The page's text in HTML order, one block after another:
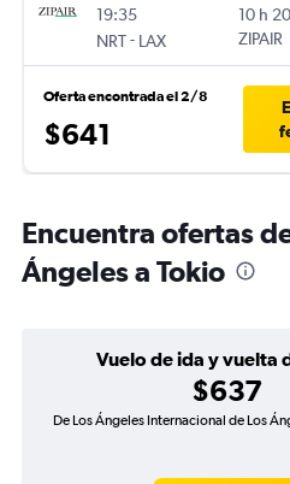
19:35
NRT- LAX
10 h
ZIPAIR
Oferta encontrada el 2/8
$641
Encuentra ofertas
Ángeles a Tokio
Vuelo de ida y vuelta
$637
De Los Ángeles Internacional de Los